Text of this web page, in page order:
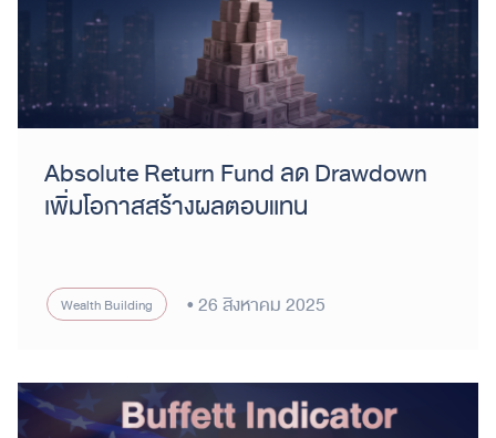
Absolute Return Fund ลด Drawdown
เพิ่มโอกาสสร้างผลตอบแทน
Wealth Building 26 สิงหาคม 2025